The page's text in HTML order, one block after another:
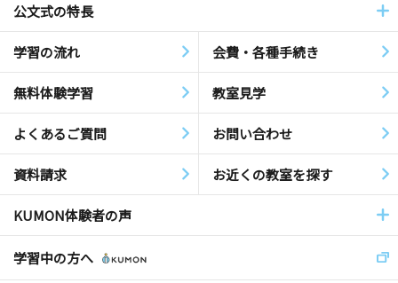
公文式の特長
学習の流れ 会費・各種手続き
無料体験学習 教室見学
よくあるご質問 お問い合わせ
資料請求 お近くの教室を探す
KUMON体験者の声
学習中の方へ